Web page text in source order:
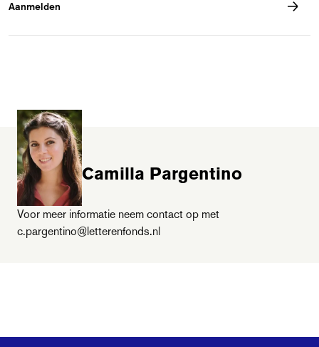
beoordelingen).
Aanmelden
Camilla Pargentino
Voor meer informatie neem contact op met
c.pargentino@letterenfonds.nl